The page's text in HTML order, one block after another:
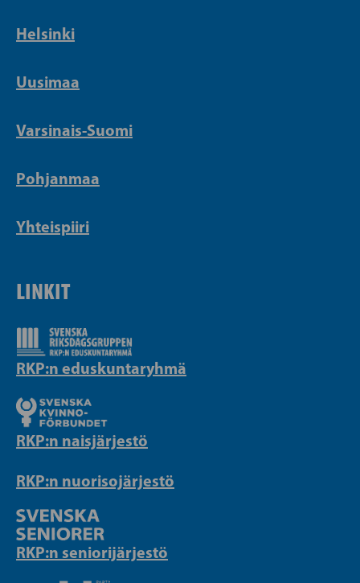
Helsinki
Uusimaa
Varsinais-Suomi
Pohjanmaa
Yhteispiiri
LINKIT
RKP:n eduskuntaryhmä
RKP:n naisjärjestö
RKP:n nuorisojärjestö
RKP:n seniorijärjestö